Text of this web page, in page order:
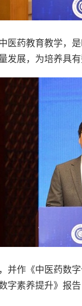
医药教育教学，
发展，为培养具
并作《中医药数
字素养提升》报